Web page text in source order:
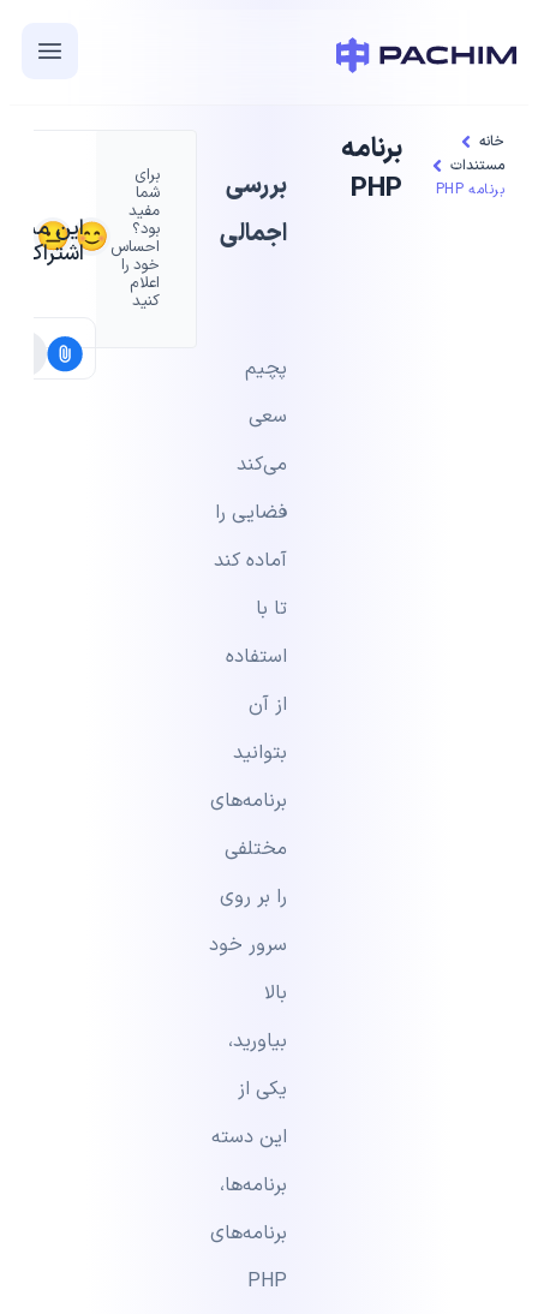
خانه
مستندات
برنامه PHP
برنامه
PHP
بررسی
اجمالی
پچیم
سعی
می‌کند
فضایی را
آماده کند
تا با
استفاده
از آن
بتوانید
برنامه‌های
مختلفی
را بر روی
سرور خود
بالا
بیاورید،
یکی از
این دسته
برنامه‌ها،
برنامه‌های
PHP
برای
شما
مفید
بود؟
احساس
خود را
اعلام
کنید
این
اشتراک